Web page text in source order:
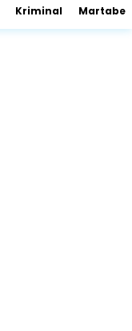
Kriminal Martabe